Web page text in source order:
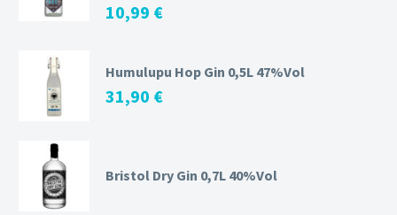
10,99 €
Humulupu Hop Gin 0,5L 47%Vol
31,90 €
Bristol Dry Gin 0,7L 40%Vol